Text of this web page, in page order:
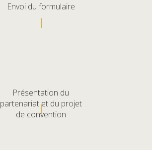
Envoi du formulaire
Présentation du
partenariat et du projet
de convention